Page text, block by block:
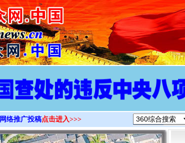
>
网络推广投稿点击进入>>>